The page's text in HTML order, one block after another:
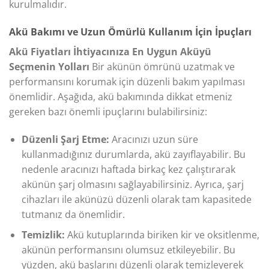
kurulmalıdır.
Akü Bakımı ve Uzun Ömürlü Kullanım İçin İpuçları
Akü Fiyatları İhtiyacınıza En Uygun Aküyü
Seçmenin Yolları Bir akünün ömrünü uzatmak ve
performansını korumak için düzenli bakım yapılması
önemlidir. Aşağıda, akü bakımında dikkat etmeniz
gereken bazı önemli ipuçlarını bulabilirsiniz:
Düzenli Şarj Etme: Aracınızı uzun süre
kullanmadığınız durumlarda, akü zayıflayabilir. Bu
nedenle aracınızı haftada birkaç kez çalıştırarak
akünün şarj olmasını sağlayabilirsiniz. Ayrıca, şarj
cihazları ile akünüzü düzenli olarak tam kapasitede
tutmanız da önemlidir.
Temizlik: Akü kutuplarında biriken kir ve oksitlenme,
akünün performansını olumsuz etkileyebilir. Bu
yüzden, akü başlarını düzenli olarak temizleyerek